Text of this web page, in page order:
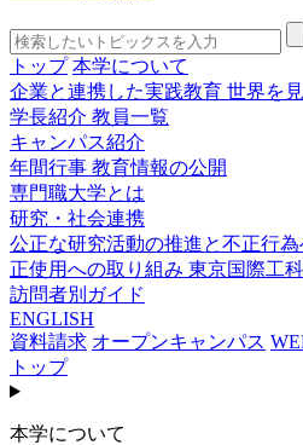
トップ 本学について
企業と連携した実践教育 世界を
学長紹介 教員一覧
キャンパス紹介
年間行事 教育情報の公開
専門職大学とは
研究・社会連携
公正な研究活動の推進と不正行
正使用への取り組み 東京国際工
訪問者別ガイド
ENGLISH
資料請求 オープンキャンパス
トップ
本学について